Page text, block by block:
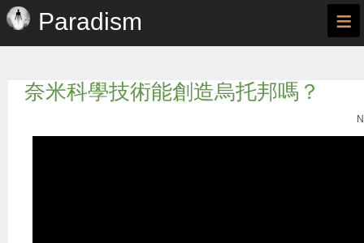
Paradism ≡
奈米科學技術能創造烏托邦嗎？